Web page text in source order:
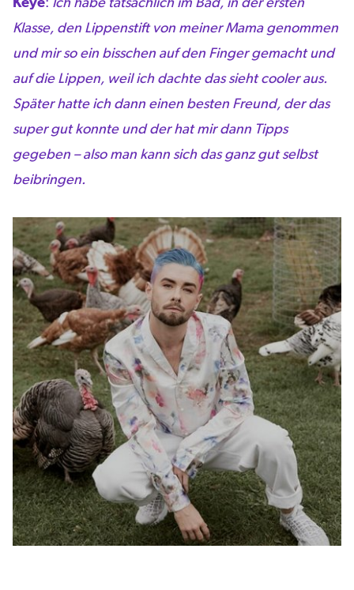
Klasse, den Lippenstift von meiner Mama genommen
und mir so ein bisschen auf den Finger gemacht und
auf die Lippen, weil ich dachte das sieht cooler aus.
Später hatte ich dann einen besten Freund, der das
super gut konnte und der hat mir dann Tipps
gegeben – also man kann sich das ganz gut selbst
beibringen.